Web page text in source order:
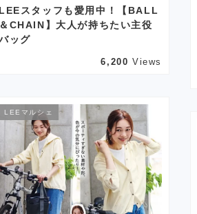
LEEスタッフも愛用中！【BALL
＆CHAIN】大人が持ちたい主役
ッグ
6,200 Views
LEEマルシェ